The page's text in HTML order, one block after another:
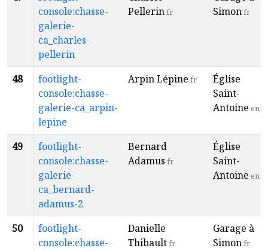
console:chasse-
galerie-
ca_charles-
pellerin
Pellerinfr
Simonfr
48
footlight-
console:chasse-
galerie-ca_arpin-
lepine
Arpin Lépine fr
Église
Saint-
Antoine en
49
footlight-
console:chasse-
galerie-
ca_bernard-
adamus-2
Bernard
Adamus fr
Église
Saint-
Antoine en
50
footlight-
console:chasse-
Danielle
Thibaultfr
Garage à
Simonfr